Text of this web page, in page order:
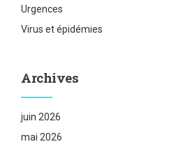
Urgences
Virus et épidémies
Archives
juin 2026
mai 2026